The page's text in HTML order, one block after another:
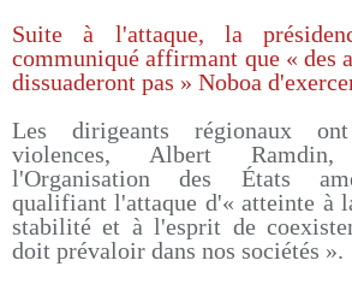
Suite à l'attaque, la
communiqué affirmant que « des
dissuaderont pas » Noboa
Les dirigeants régionaux
violences, Albert
l'Organisation des États
qualifiant l'attaque d'« atteinte à
stabilité et à l'esprit de
doit prévaloir dans nos sociétés ».